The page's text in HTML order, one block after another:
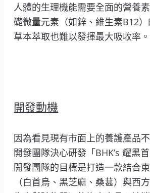
人體的生理機能需要全面的營養
礎微量元素（如鋅、維生素B12
草本萃取也難以發揮最大吸收率。
開發動機
因為看見現有市面上的養護產品
開發團隊決心研發「BHK’s 耀黑
開發團隊的目標是打造一款結合
（白首烏、黑芝麻、桑葚）與西